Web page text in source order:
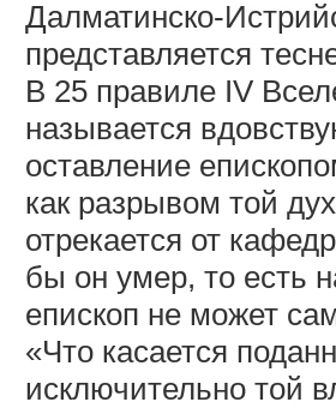
Далматинско-
представляется
В 25 правиле IV
называется
оставление
как разрывом той
отрекается от
бы он умер, то есть
епископ не может
«Что касается
исключительно той